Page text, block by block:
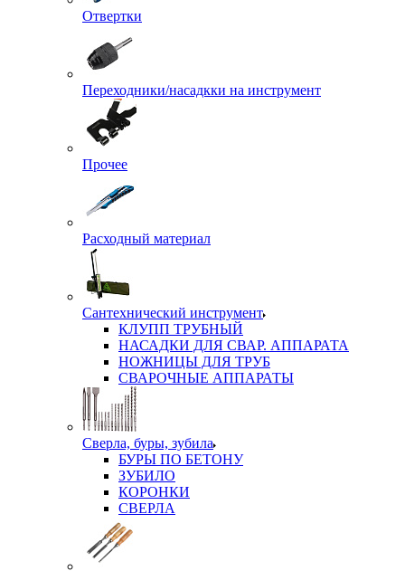
Отвертки
Переходники/насадкки на инструмент
Прочее
Расходный материал
Сантехнический инструмент
КЛУПП ТРУБНЫЙ
НАСАДКИ ДЛЯ СВАР. АППАРАТА
НОЖНИЦЫ ДЛЯ ТРУБ
СВАРОЧНЫЕ АППАРАТЫ
Сверла, буры, зубила
БУРЫ ПО БЕТОНУ
ЗУБИЛО
КОРОНКИ
СВЕРЛА